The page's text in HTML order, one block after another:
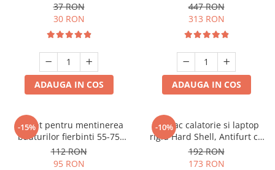
37 RON
30 RON
ADAUGA IN COS
447 RON
313 RON
ADAUGA IN COS
-15%
Aparat pentru mentinerea
bauturilor fierbinti 55-75
grade
112 RON
95 RON
-10%
Rucsac calatorie si laptop
rigid Hard Shell, Antifurt cu
port USB, Waterproof,
44x30x17 cm,
192 RON
173 RON